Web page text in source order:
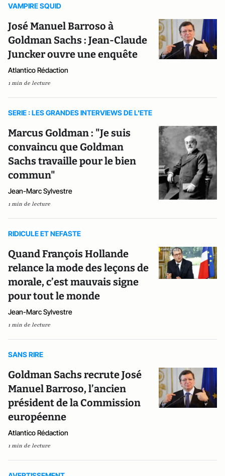
VAMPIRE SQUID
José Manuel Barroso à
Goldman Sachs : Jean-Claude
Juncker ouvre une enquête
Atlantico Rédaction
1 min de lecture
SERIE : LES GRANDES INTERVIEWS DE L'ETE
Marcus Goldman : "Je suis
convaincu que Goldman
Sachs travaille pour le bien
commun"
Jean-Marc Sylvestre
1 min de lecture
RIDICULE ET NEFASTE
Quand François Hollande
relance la mode des leçons de
morale, c’est mauvais signe
pour tout le monde
Jean-Marc Sylvestre
1 min de lecture
SANS RIRE
Goldman Sachs recrute José
Manuel Barroso, l’ancien
président de la Commission
européenne
Atlantico Rédaction
1 min de lecture